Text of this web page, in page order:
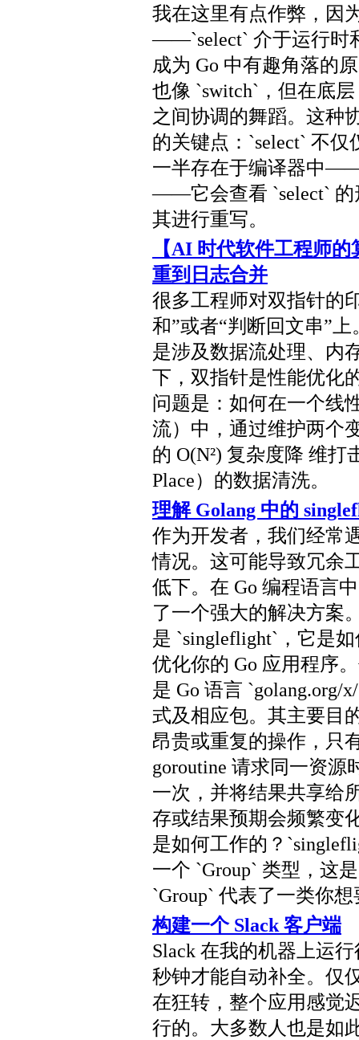
我在这里有点作弊，因
——`select` 介于运行时
成为 Go 中有趣角落的
也像 `switch`，但在底
之间协调的舞蹈。这种
的关键点：`select` 不
一半存在于编译器中——
——它会查看 `select` 的
其进行重写。
【AI 时代软件工程师
重到日志合并
很多工程师对双指针的
和”或者“判断回文串”
是涉及数据流处理、内
下，双指针是性能优化
问题是：如何在一个线
流）中，通过维护两个
的 O(N²) 复杂度降 维
Place）的数据清洗。
理解 Golang 中的
作为开发者，我们经常
情况。这可能导致冗余
低下。在 Go 编程语言
了一个强大的解决方案
是 `singleflight`，它是
优化你的 Go 应用程序
是 Go 语言 `golang.org/
式及相应包。其主要目
昂贵或重复的操作，只
goroutine 请求同一资源
一次，并将结果共享给
存或结果预期会频繁变
是如何工作的？
一个 `Group` 类型，这
`Group` 代表了一类你
构建一个 Slack 客户端
Slack 在我的机器上运
秒钟才能自动补全。仅
在狂转，整个应用感觉
行的。大多数人也是如